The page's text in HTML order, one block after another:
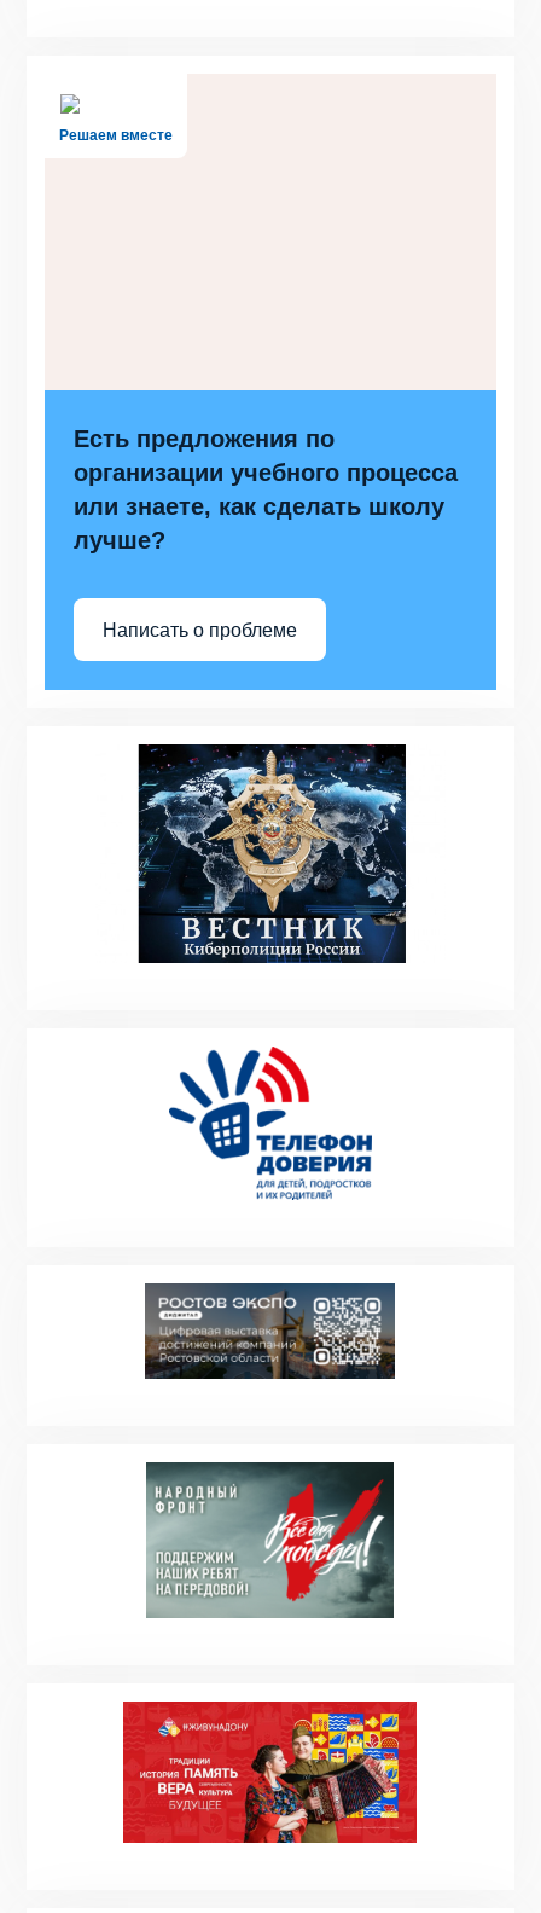
Решаем вместе
Есть предложения по
организации учебного процесса
или знаете, как сделать школу
лучше?
Написать о проблеме